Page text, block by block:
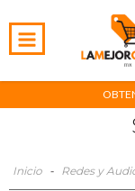
Inicio - Redes y